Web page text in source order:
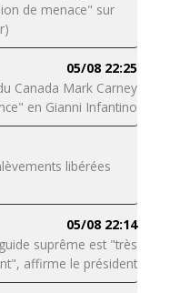
de menace" sur
05/08 22:25
Canada Mark Carney
en Gianni Infantino
libérées
05/08 22:14
suprême est "très
affirme le président